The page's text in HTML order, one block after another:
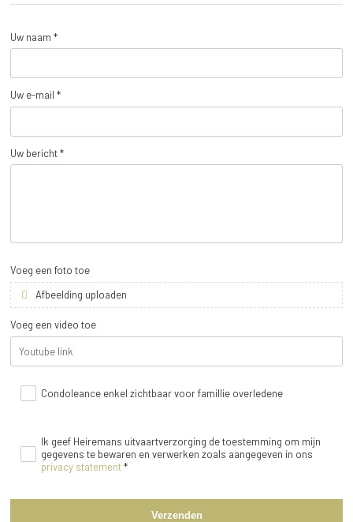
Uw naam *
Uw e-mail *
Uw bericht *
Voeg een foto toe
Afbeelding uploaden
Voeg een video toe
Condoleance enkel zichtbaar voor famillie overledene
Ik geef Heiremans uitvaartverzorging de toestemming om mijn
gegevens te bewaren en verwerken zoals aangegeven in ons
privacy statement*
Verzenden